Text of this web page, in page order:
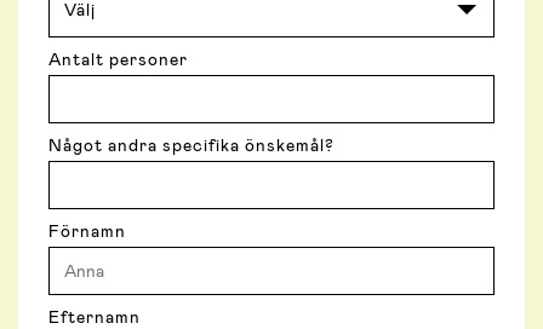
Antalt personer
Något andra specifika önskemål?
Förnamn
Efternamn